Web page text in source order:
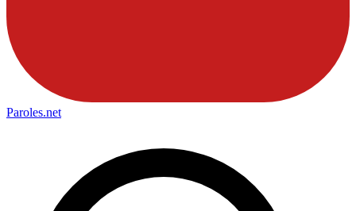
Paroles.net